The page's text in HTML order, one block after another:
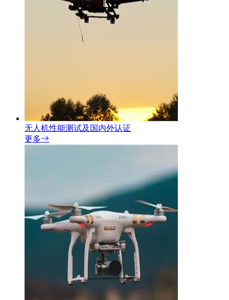
无人机性能测试及国内外认证
更多